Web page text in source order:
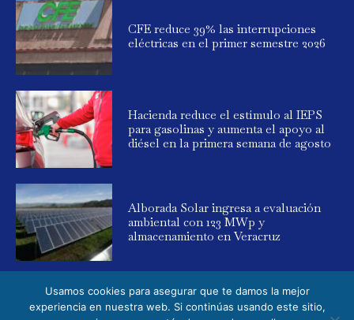
CFE reduce 39% las interrupciones
eléctricas en el primer semestre 2026
Hacienda reduce el estímulo al IEPS
para gasolinas y aumenta el apoyo al
diésel en la primera semana de agosto
Alborada Solar ingresa a evaluación
ambiental con 123 MWp y
almacenamiento en Veracruz
Usamos cookies para asegurar que te damos la mejor
experiencia en nuestra web. Si continúas usando este sitio,